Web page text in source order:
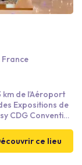
France
de l’Aéroport
Expositions de
CDG Convention
également
ou aérien.
ce lieu